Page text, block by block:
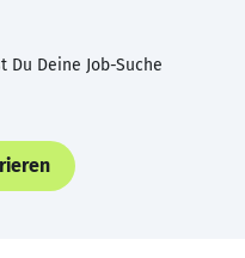
Deine Job-Suche